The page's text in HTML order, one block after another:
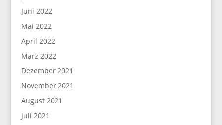
Juni 2022
Mai 2022
April 2022
März 2022
Dezember 2021
November 2021
August 2021
Juli 2021